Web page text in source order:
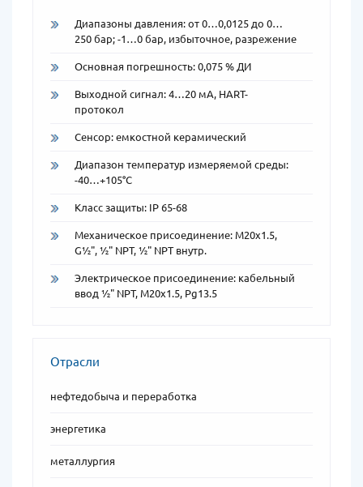
Диапазоны давления: от 0…0,0125 до 0…
250 бар; -1…0 бар, избыточное, разрежение
Основная погрешность: 0,075 % ДИ
Выходной сигнал: 4…20 мА, HART-
протокол
Сенсор: емкостной керамический
Диапазон температур измеряемой среды:
-40…+105°C
Класс защиты: IP 65-68
Механическое присоединение: M20x1.5,
G½", ½" NPT, ½" NPT внутр.
Электрическое присоединение: кабельный
ввод ½" NPT, M20x1.5, Pg13.5
Отрасли
нефтедобыча и переработка
энергетика
металлургия